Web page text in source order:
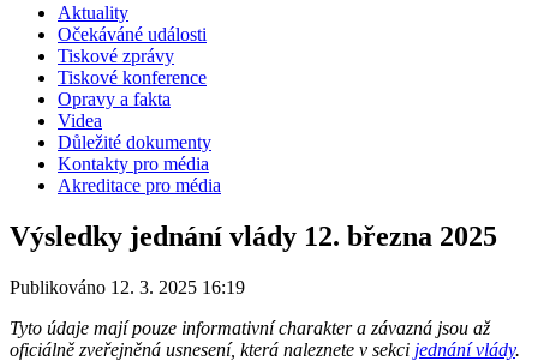
Aktuality
Očekáváné události
Tiskové zprávy
Tiskové konference
Opravy a fakta
Videa
Důležité dokumenty
Kontakty pro média
Akreditace pro média
Výsledky jednání vlády 12. března 2025
Publikováno 12. 3. 2025 16:19
Tyto údaje mají pouze informativní charakter a závazná jsou až
oficiálně zveřejněná usnesení, která naleznete v sekci jednání vlády.